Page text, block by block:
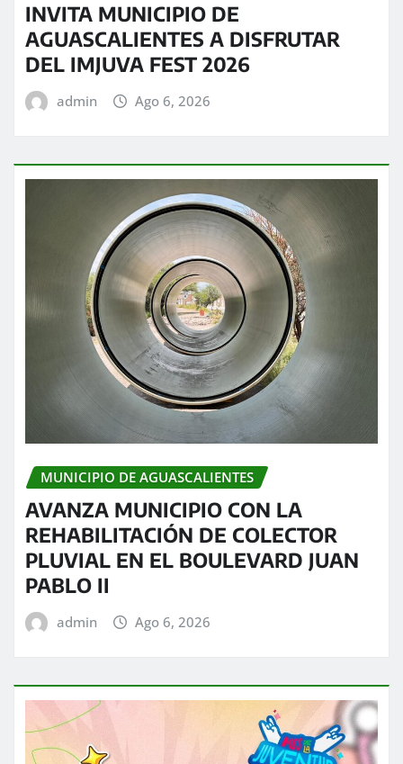
INVITA MUNICIPIO DE
AGUASCALIENTES A DISFRUTAR
DEL IMJUVA FEST 2026
admin Ago 6, 2026
MUNICIPIO DE AGUASCALIENTES
AVANZA MUNICIPIO CON LA
REHABILITACIÓN DE COLECTOR
PLUVIAL EN EL BOULEVARD JUAN
PABLO II
admin Ago 6, 2026